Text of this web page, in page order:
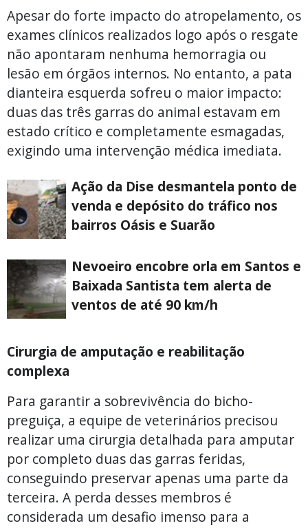
Apesar do forte impacto do atropelamento, os
exames clínicos realizados logo após o resgate
não apontaram nenhuma hemorragia ou
lesão em órgãos internos. No entanto, a pata
dianteira esquerda sofreu o maior impacto:
duas das três garras do animal estavam em
estado crítico e completamente esmagadas,
exigindo uma intervenção médica imediata.
Ação da Dise desmantela ponto de
venda e depósito do tráfico nos
bairros Oásis e Suarão
Nevoeiro encobre orla em Santos e
Baixada Santista tem alerta de
ventos de até 90 km/h
Cirurgia de amputação e reabilitação
complexa
Para garantir a sobrevivência do bicho-
preguiça, a equipe de veterinários precisou
realizar uma cirurgia detalhada para amputar
por completo duas das garras feridas,
conseguindo preservar apenas uma parte da
terceira. A perda desses membros é
considerada um desafio imenso para a